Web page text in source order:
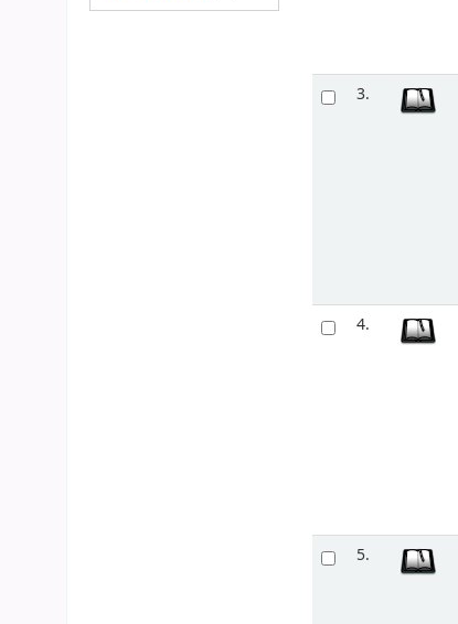
3.
4.
5.